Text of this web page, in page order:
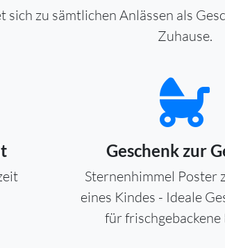
sich zu sämtlichen Anlässen als
Zuhause.
Geschenk zur
Sternenhimmel Poster
eines Kindes - Ideale
für frischgebackene